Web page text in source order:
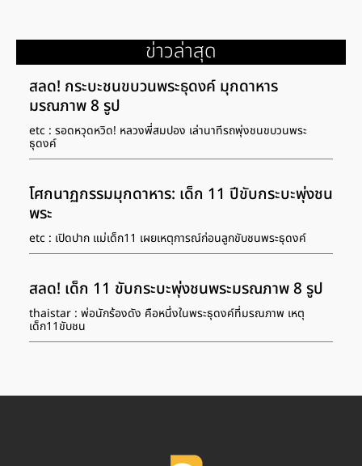
ข่าวล่าสุด
สลด! กระบะชนขบวนพระธุดงค์ มุกดาหาร
มรณภาพ 8 รูป
etc : รอดหวุดหวิด! หลวงพี่สมปอง เล่านาทีรถพุ่งชนขบวนพระ
ธุดงค์
โศกนาฏกรรมมุกดาหาร: เด็ก 11 ปีขับกระบะพุ่งชน
พระ
etc : เปิดปาก แม่เด็ก11 เผยเหตุการณ์ก่อนลูกขับชนพระธุดงค์
สลด! เด็ก 11 ขับกระบะพุ่งชนพระมรณภาพ 8 รูป
thaistar : พ่อนักร้องดัง คือหนึ่งในพระธุดงค์ที่มรณภาพ เหตุ
เด็ก11ขับชน